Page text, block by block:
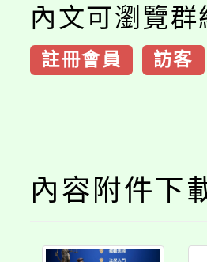
內文可瀏覽群
註冊會員 訪客
內容附件下